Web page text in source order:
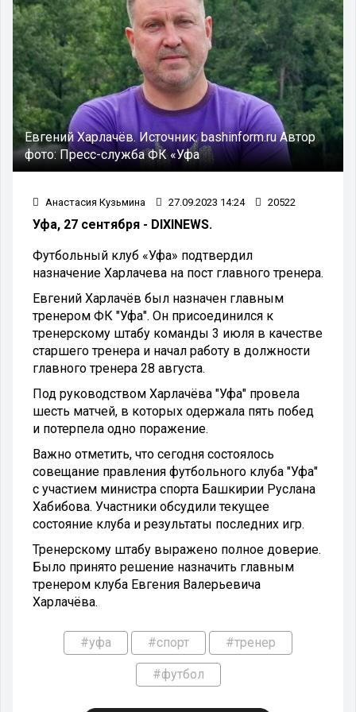
Евгений Харлачёв.Источник:bashinform.ruАвтор
фото:Пресс-служба ФК «Уфа
Анастасия Кузьмина 27.09.2023 14:24 20522
Уфа, 27 сентября - DIXINEWS.
Футбольный клуб «Уфа» подтвердил
назначение Харлачева на пост главного тренера.
Евгений Харлачёв был назначен главным
тренером ФК "Уфа". Он присоединился к
тренерскому штабу команды 3 июля в качестве
старшего тренера и начал работу в должности
главного тренера 28 августа.
Под руководством Харлачёва "Уфа" провела
шесть матчей, в которых одержала пять побед
и потерпела одно поражение.
Важно отметить, что сегодня состоялось
совещание правления футбольного клуба "Уфа"
с участием министра спорта Башкирии Руслана
Хабибова. Участники обсудили текущее
состояние клуба и результаты последних игр.
Тренерскому штабу выражено полное доверие.
Было принято решение назначить главным
тренером клуба Евгения Валерьевича
Харлачёва.
#уфа #спорт #тренер
#футбол